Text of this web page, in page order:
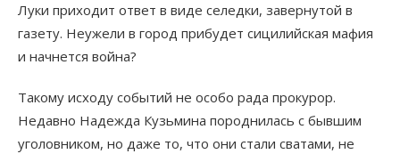
Луки приходит ответ в виде селедки, завернутой в
газету. Неужели в город прибудет сицилийская мафия
и начнется война?
Такому исходу событий не особо рада прокурор.
Недавно Надежда Кузьмина породнилась с бывшим
уголовником, но даже то, что они стали сватами, не